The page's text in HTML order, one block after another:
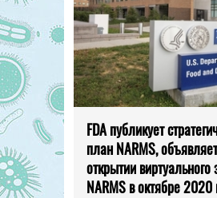
FDA публикует
план NARMS,
открытии виртуального
NARMS в октябре 2020